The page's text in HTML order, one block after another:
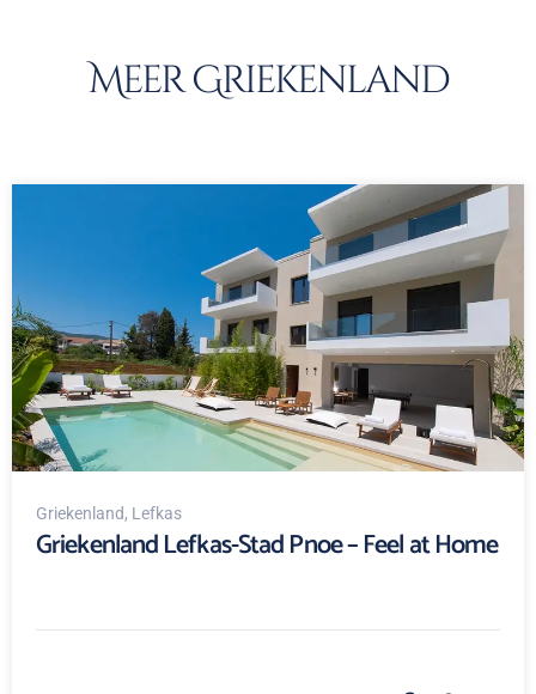
Meer Griekenland
Griekenland, Lefkas
Griekenland Lefkas-Stad Pnoe – Feel at Home